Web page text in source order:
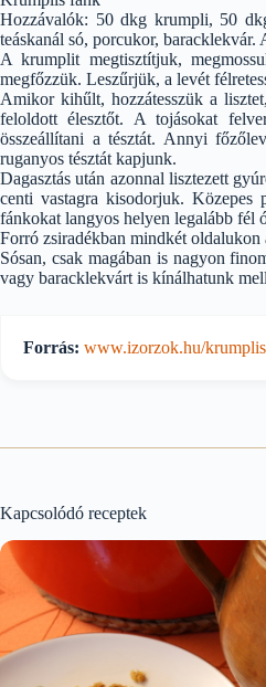
Hozzávalók: 50 dkg krumpli, 50
teáskanál só, porcukor, baracklekvár.
A krumplit megtisztítjuk,
megfőzzük. Leszűrjük, a levét
Amikor kihűlt, hozzátesszük a
feloldott élesztőt. A tojásokat
összeállítani a tésztát. Annyi
ruganyos tésztát kapjunk.
Dagasztás után azonnal lisztezett
centi vastagra kisodorjuk. Közepes
fánkokat langyos helyen legalább fél
Forró zsiradékban mindkét oldalukon
Sósan, csak magában is nagyon
vagy baracklekvárt is kínálhatunk
Forrás: www.izorzok.hu/
Kapcsolódó receptek